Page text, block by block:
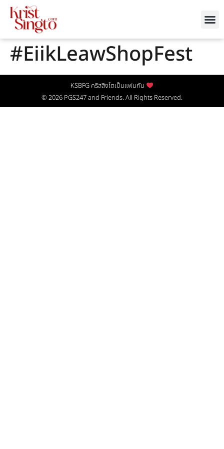
#EiikLeawShopFest
KSBFG คริสสิงโตเป็นแฟนกัน
© 2026 PGS247and Friends. All Rights Reserved.